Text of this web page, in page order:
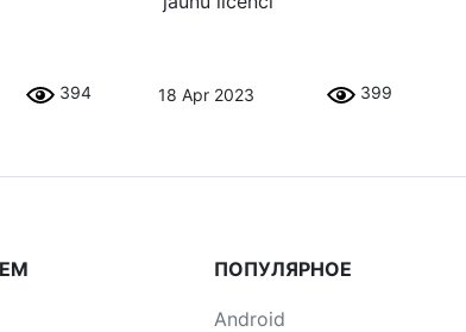
394 18 Apr 2023 399
ПОПУЛЯРНОЕ
Android